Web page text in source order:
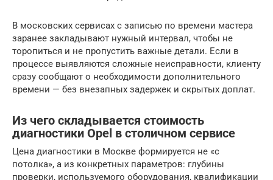
В московских сервисах с записью по времени мастера
заранее закладывают нужный интервал, чтобы не
торопиться и не пропустить важные детали. Если в
процессе выявляются сложные неисправности, клиенту
сразу сообщают о необходимости дополнительного
времени — без внезапных задержек и скрытых доплат.
Из чего складывается стоимость
диагностики Opel в столичном сервисе
Цена диагностики в Москве формируется не «с
потолка», а из конкретных параметров: глубины
проверки, используемого оборудования, квалификации